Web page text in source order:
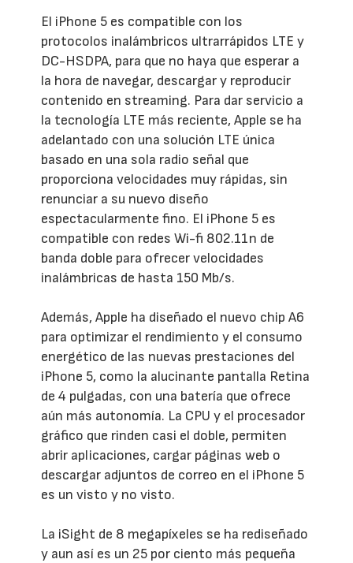
El iPhone 5 es compatible con los
protocolos inalámbricos ultrarrápidos LTE y
DC-HSDPA, para que no haya que esperar a
la hora de navegar, descargar y reproducir
contenido en streaming. Para dar servicio a
la tecnología LTE más reciente, Apple se ha
adelantado con una solución LTE única
basado en una sola radio señal que
proporciona velocidades muy rápidas, sin
renunciar a su nuevo diseño
espectacularmente fino. El iPhone 5 es
compatible con redes Wi-fi 802.11n de
banda doble para ofrecer velocidades
inalámbricas de hasta 150 Mb/s.
Además, Apple ha diseñado el nuevo chip A6
para optimizar el rendimiento y el consumo
energético de las nuevas prestaciones del
iPhone 5, como la alucinante pantalla Retina
de 4 pulgadas, con una batería que ofrece
aún más autonomía. La CPU y el procesador
gráfico que rinden casi el doble, permiten
abrir aplicaciones, cargar páginas web o
descargar adjuntos de correo en el iPhone 5
es un visto y no visto.
La iSight de 8 megapíxeles se ha rediseñado
y aun así es un 25 por ciento más pequeña